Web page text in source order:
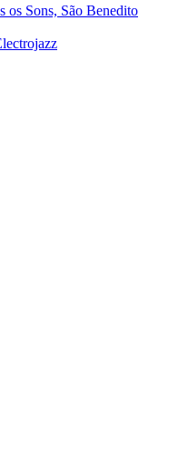
os Sons, São Benedito